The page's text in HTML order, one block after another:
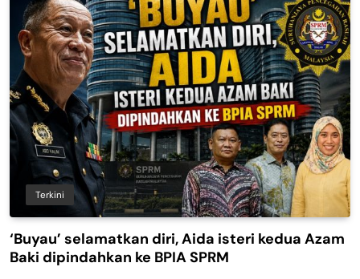
Terkini
‘Buyau’ selamatkan diri, Aida isteri kedua Azam
Baki dipindahkan ke BPIA SPRM